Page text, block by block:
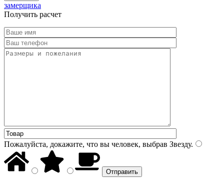
замерщика
Получить расчет
Пожалуйста, докажите, что вы человек, выбрав Звезду.